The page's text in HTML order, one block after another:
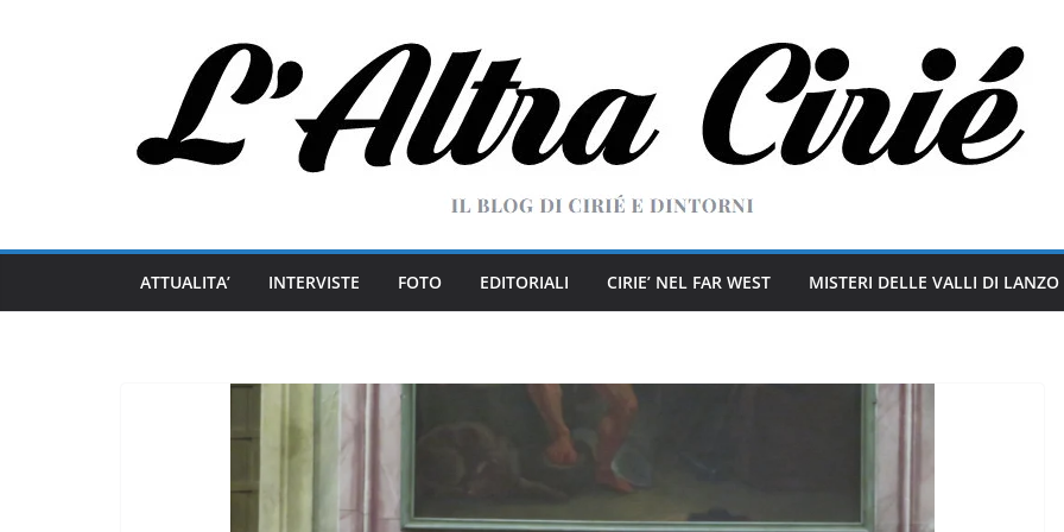
ATTUALITA’ INTERVISTE FOTO EDITORIALI CIRIE’ NEL FAR WEST MISTERI DELLE VALLI DI LANZO